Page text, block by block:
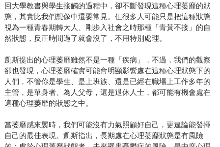
回大學教書與學生接觸的過程中，卻不斷發現這種心理萎靡的狀
態，其實比我們想像中還要常見。但很多人可能只是把這種狀態
視為一種青春期轉大人、剛步入社會之時那種「青黃不接」的自
然狀態，反正時間過了就會沒了，不用特別處理。
凱斯提出的心理萎靡雖然不是一種「疾病」，不過，我們的觀察
卻也發現，心理萎靡確實可能會明顯影響處在這種心理狀態下的
人們，不管你是學生、是上班族、還是已經在職場上工作多年的
主管，是單身者、為人父母，還是退休人士，都可能有機會處在
這種心理萎靡的狀態之中。
當萎靡感來襲時，我們可能沒有力氣照顧好自己，更遑論能發揮
自己的最佳表現。凱斯指出，長期處在心理萎靡狀態是有風險